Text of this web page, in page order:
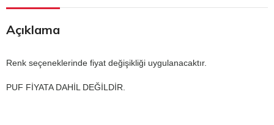
Açıklama
Renk seçeneklerinde fiyat değişikliği uygulanacaktır.
PUF FİYATA DAHİL DEĞİLDİR.